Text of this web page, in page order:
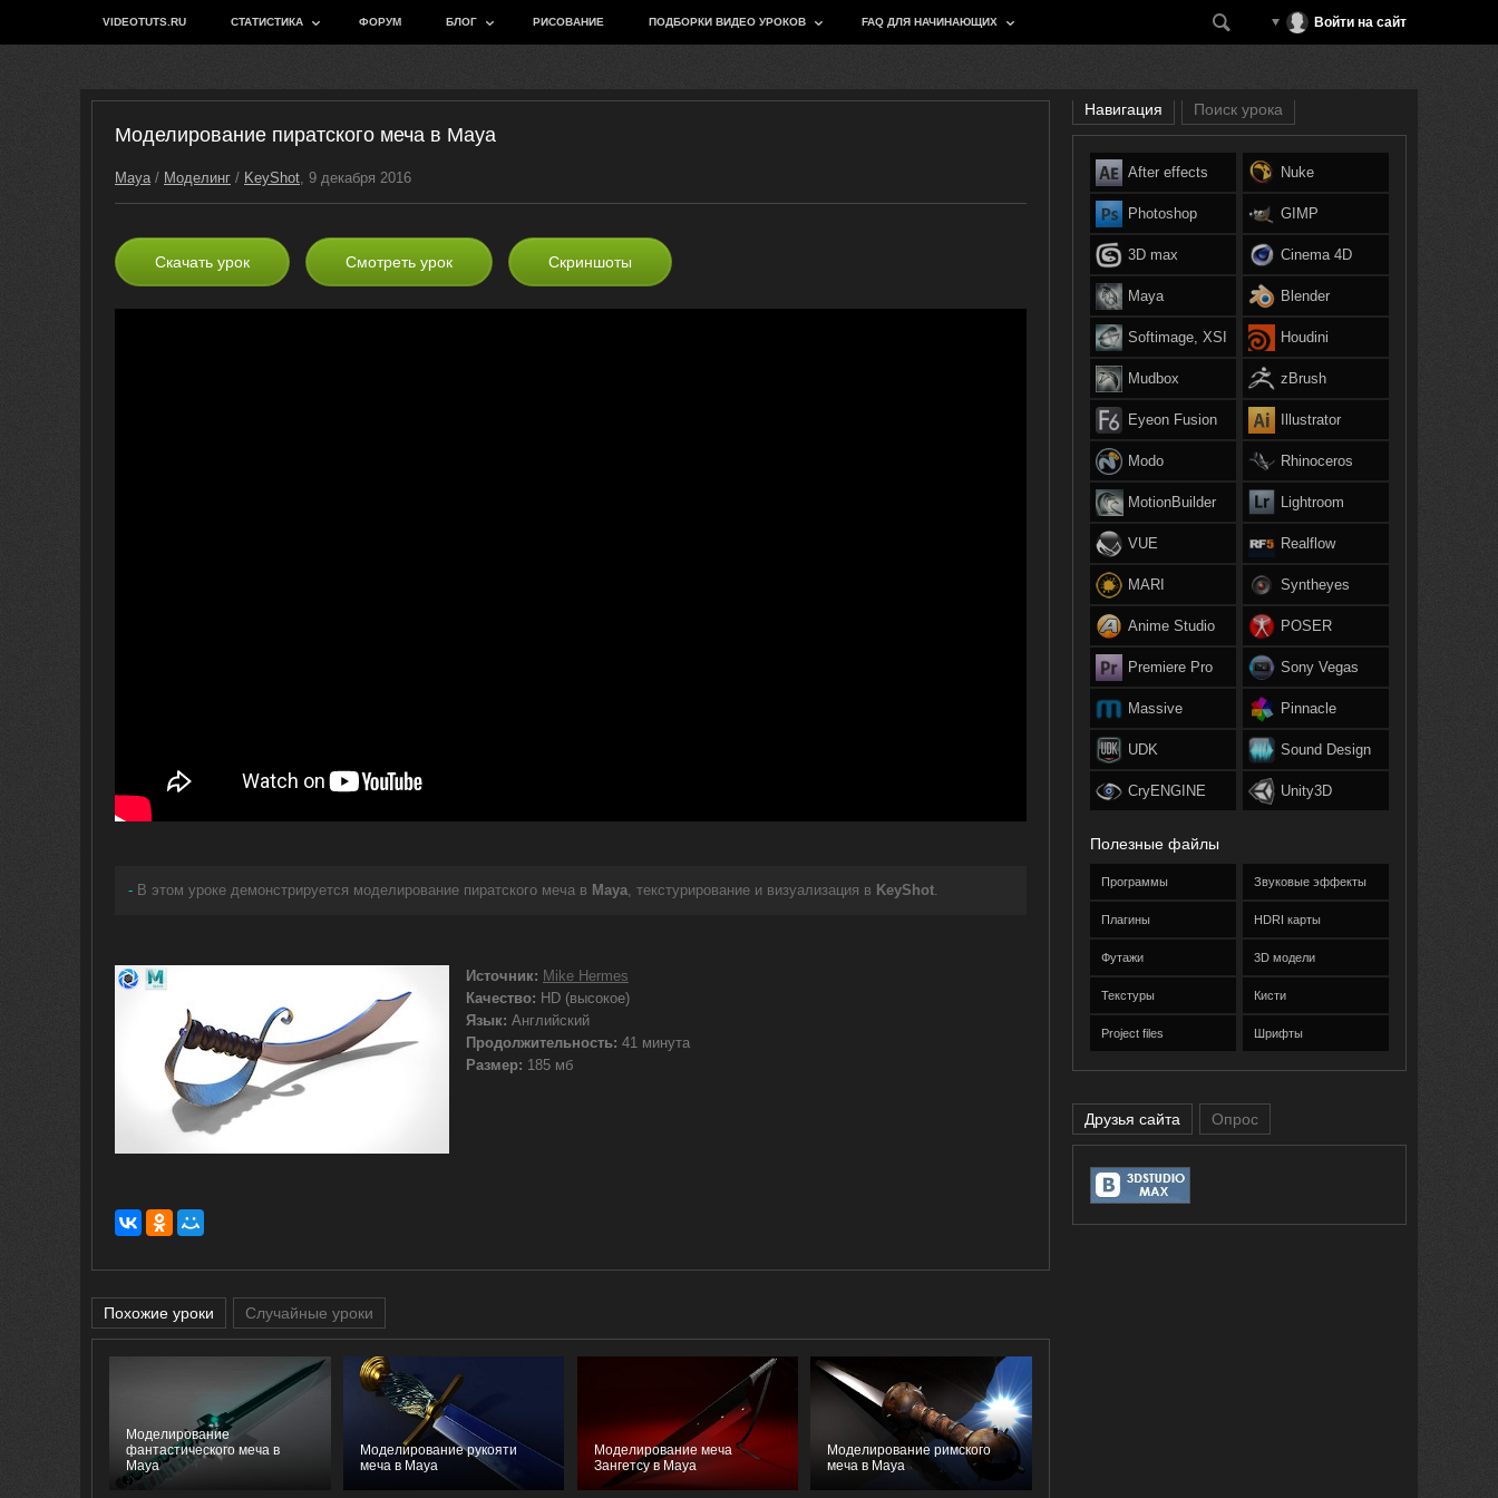
VIDEOTUTS.RU СТАТИСТИКА ФОРУМ БЛОГ РИСОВАНИЕ ПОДБОРКИ ВИДЕО УРОКОВ FAQ ДЛЯ НАЧИНАЮЩИХ Войти на сайт
Моделирование пиратского меча в Maya
Maya/ Моделинг / KeyShot, 9 декабря 2016
Скачать урок Смотреть урок Скриншоты
- В этом уроке демонстрируется моделирование пиратского меча в Maya, текстурирование и визуализация в KeyShot.
Источник: Mike Hermes
Качество: HD (высокое)
Язык: Английский
Продолжительность: 41 минута
Размер: 185 мб
Похожие уроки Случайные уроки
Моделирование
фантастического меча в
Maya
Моделирование рукояти
меча в Maya
Моделирование меча
Зангетсу в Maya
Моделирование римского
меча в Maya
Навигация Поиск урока
After effects
Photoshop
3D max
Maya
Softimage, XSI
Mudbox
Eyeon Fusion
Modo
MotionBuilder
VUE
MARI
Anime Studio
Premiere Pro
Massive
UDK
CryENGINE
Nuke
GIMP
Cinema 4D
Blender
Houdini
zBrush
Illustrator
Rhinoceros
Lightroom
Realflow
Syntheyes
POSER
Sony Vegas
Pinnacle
Sound Design
Unity3D
Полезные файлы
Программы
Плагины
Футажи
Текстуры
Project files
Звуковые эффекты
HDRI карты
3D модели
Кисти
Шрифты
Друзья сайта Опрос